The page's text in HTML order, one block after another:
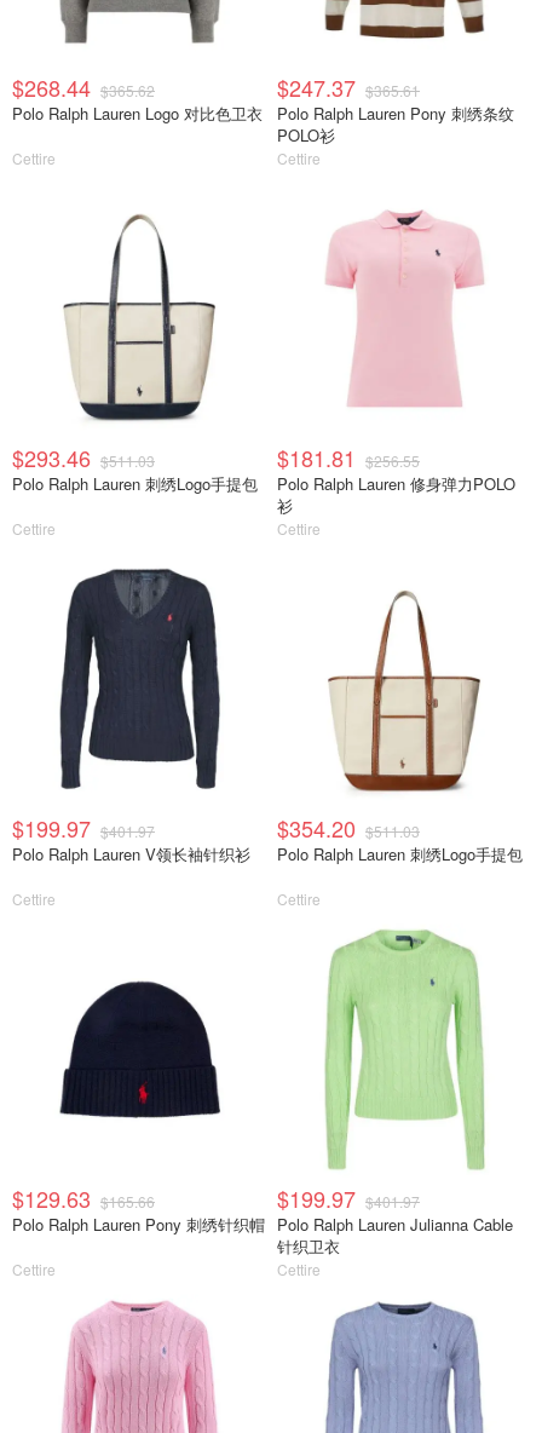
$268.44 $365.62
Polo Ralph Lauren Logo 对比色卫衣
Cettire
$247.37 $365.61
Polo Ralph Lauren Pony 刺绣条纹
POLO衫
Cettire
$293.46 $511.03
Polo Ralph Lauren 刺绣Logo手提包
Cettire
$181.81 $256.55
Polo Ralph Lauren 修身弹力POLO
衫
Cettire
$199.97 $401.97
Polo Ralph Lauren V领长袖针织衫
Cettire
$354.20 $511.03
Polo Ralph Lauren 刺绣Logo手提包
Cettire
$129.63 $165.66
Polo Ralph Lauren Pony 刺绣针织帽
Cettire
$199.97 $401.97
Polo Ralph Lauren Julianna Cable
针织卫衣
Cettire